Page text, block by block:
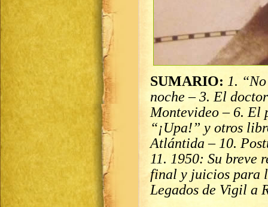
SUMARIO: 1.
noche – 3. El
Montevideo – 6.
“¡Upa!” y otros
Atlántida – 10.
11. 1950: Su breve
final y juicios para
Legados de Vigil a